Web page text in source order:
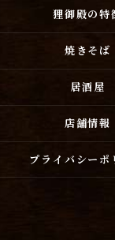
狸御殿の特
焼きそば
居酒屋
店舗情報
プライバシーポ